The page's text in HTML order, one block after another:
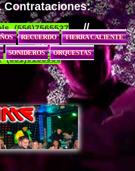
Contrataciones:
(556)7565537 //
(551)0153936
RECUERDO TIERRA CALIENTE
SONIDEROS ORQUESTAS